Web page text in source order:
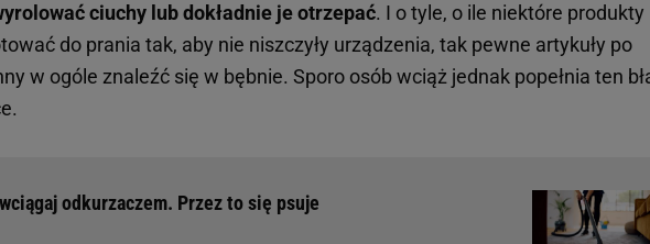
ciuchy lub dokładnie je otrzepać. I o tyle, o ile niektóre produkty
do prania tak, aby nie niszczyły urządzenia, tak pewne artykuły po
w ogóle znaleźć się w bębnie. Sporo osób wciąż jednak popełnia ten
odkurzaczem. Przez to się psuje